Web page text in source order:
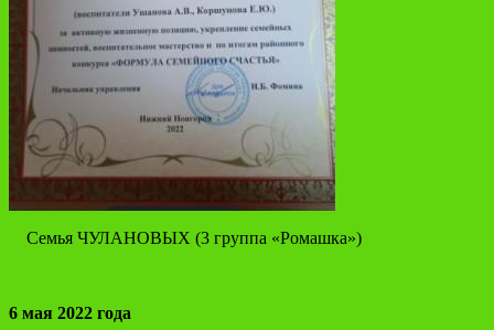
Семья ЧУЛАНОВЫХ (3 группа «Ромашка»)
6 мая 2022 года